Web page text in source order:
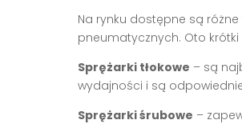
Na rynku dostępne są
pneumatycznych. Oto
Sprężarki tłokowe – są
wydajności i są
Sprężarki śrubowe –